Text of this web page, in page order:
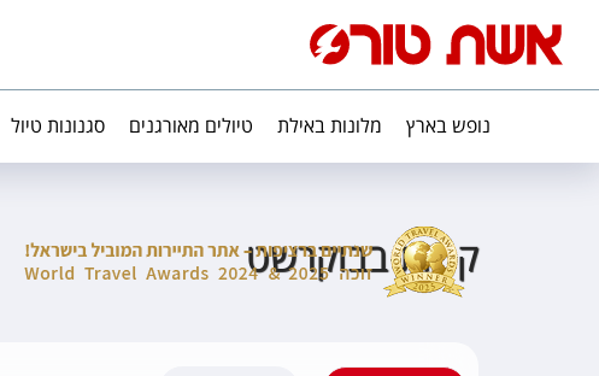
נופש בארץ מלונות באילת טיולים מאורגנים סגנונות טיול
קניות בבוקרשט